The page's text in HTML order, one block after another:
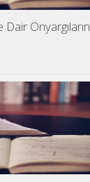
Önyargıların